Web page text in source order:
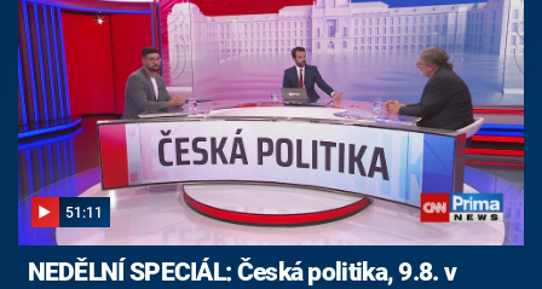
51:11
NEDĚLNÍ SPECIÁL: Česká politika, 9.8. v